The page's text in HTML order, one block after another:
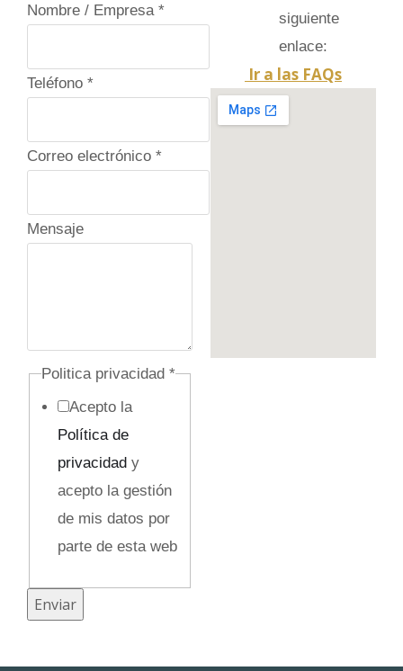
Nombre / Empresa *
M
n
s
j
e
Teléfono *
Correo electrónico *
Mensaje
Politica privacidad *
Acepto la
Política de
privacidady
acepto la gestión
de mis datos por
parte de esta web
Enviar
siguiente
enlace:
Ir a las FAQs